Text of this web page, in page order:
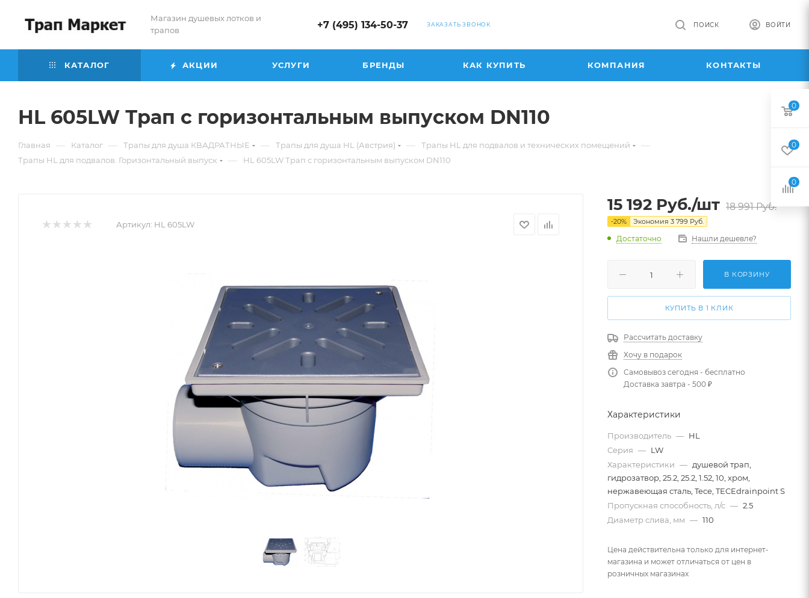
Магазин душевых лотков и
трапов
+7 (495) 134-50-37 ЗАКАЗАТЬ ЗВОНОК ВОЙТИ
ПОИСК
КАТАЛОГ АКЦИИ УСЛУГИ БРЕНДЫ КАК КУПИТЬ КОМПАНИЯ КОНТАКТЫ
HL 605LW Трап с горизонтальным выпуском DN110
Главная — Каталог — Трапы для душа КВАДРАТНЫЕ — Трапы для душа HL (Австрия) — Трапы HL для подвалов и технических помещений —
Трапы HL для подвалов. Горизонтальный выпуск — HL 605LW Трап с горизонтальным выпуском DN110
Артикул: HL 605LW
15 192 Руб./шт 18 991Руб.
-20% Экономия 3 799 Руб.
Достаточно Нашли дешевле?
В КОРЗИНУ
КУПИТЬ В 1 КЛИК
Рассчитать доставку
Хочу в подарок
Самовывоз сегодня - бесплатно
Доставка завтра - 500 ₽
Характеристики
Производитель — HL
Серия — LW
Характеристики — душевой трап,
гидрозатвор, 25.2, 25.2, 1.52, 10, хром,
нержавеющая сталь, Tece, TECEdrainpoint S
Пропускная способность, л/с — 2.5
Диаметр слива, мм — 110
Цена действительна только для интернет-
магазина и может отличаться от цен в
розничных магазинах
0
0
0